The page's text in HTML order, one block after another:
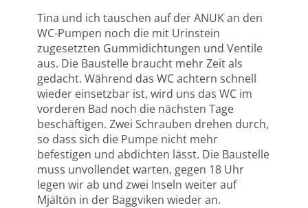
Tina und ich tauschen auf der ANUK an den
WC-Pumpen noch die mit Urinstein
zugesetzten Gummidichtungen und Ventile
aus. Die Baustelle braucht mehr Zeit als
gedacht. Während das WC achtern schnell
wieder einsetzbar ist, wird uns das WC im
vorderen Bad noch die nächsten Tage
beschäftigen. Zwei Schrauben drehen durch,
so dass sich die Pumpe nicht mehr
befestigen und abdichten lässt. Die Baustelle
muss unvollendet warten, gegen 18 Uhr
legen wir ab und zwei Inseln weiter auf
Mjältön in der Baggviken wieder an.